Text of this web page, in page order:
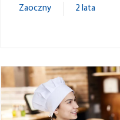
Zaoczny 2 lata